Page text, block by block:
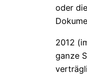
oder
2012
ganze